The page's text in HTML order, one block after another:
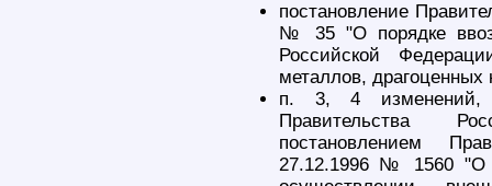
постановление
№ 35 "О порядке
Российской
металлов, драгоценных
п. 3, 4 изменений,
Правительства
постановлением
27.12.1996 № 1560 "О